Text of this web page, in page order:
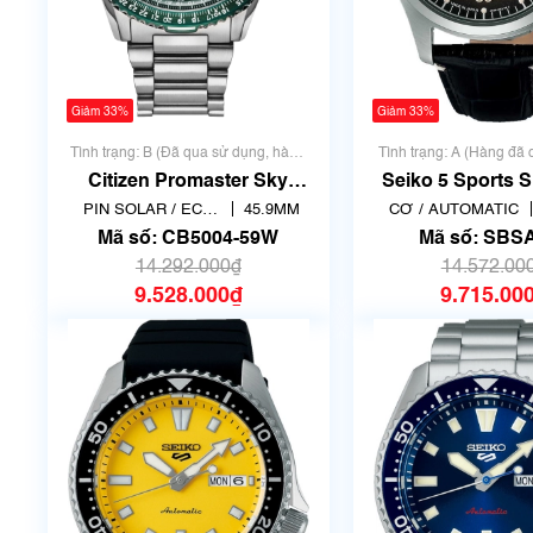
Giảm 33%
Tình trạng: B (Đã qua sử dụng, hàng
đẹp, có chút xước dăm)
Citizen Promaster Sky
Radio-Controlled CB5004-
59W
PIN SOLAR / ECO
DRIVE
45.9MM
Mã số: CB5004-59W
14.292.000₫
9.528.000₫
Giảm 33%
Tình trạng: A (Hàng đã
nhưng rất đẹp,
Seiko 5 Sports
CƠ / AUTOMATIC
Mã số: